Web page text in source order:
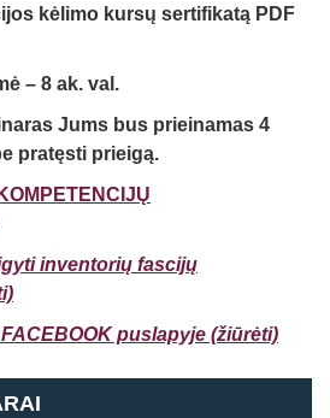
kėlimo kursų sertifikatą PDF
– 8 ak. val.
Jums bus prieinamas 4
pratęsti prieigą.
inventorių fascijų
puslapyje (žiūrėti)